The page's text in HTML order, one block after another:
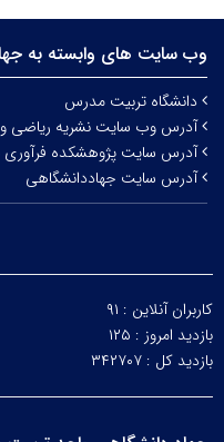
وب سایت های وابسته به
دانشگاه تربیت مدرس
آدرس وب سایت نشریه ریاضی و
آدرس سایت پژوهشکده فرآوری
آدرس سایت جهاددانشگاهی
کاربران آنلاین : ۹۱
بازدید امروز : ۱۲۵
بازدید کل : ۳۴۲۷۰۷